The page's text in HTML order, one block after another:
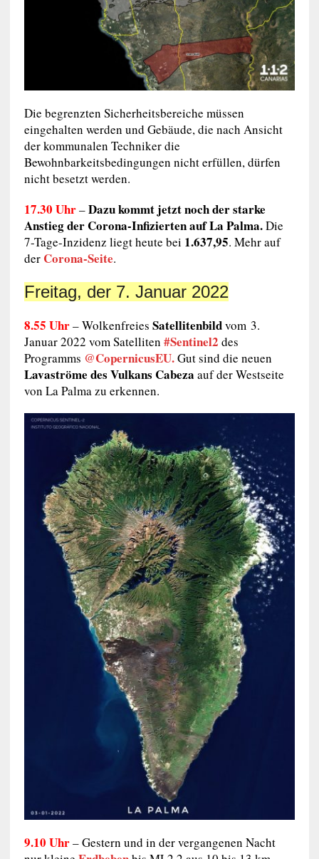
Die begrenzten Sicherheitsbereiche müssen
eingehalten werden und Gebäude, die nach Ansicht
der kommunalen Techniker die
Bewohnbarkeitsbedingungen nicht erfüllen, dürfen
nicht besetzt werden.
17.30 Uhr–Dazu kommt jetzt noch der starke
Anstieg der Corona-Infizierten auf La Palma.Die
7-Tage-Inzidenz liegt heute bei 1.637,95. Mehr auf
der Corona-Seite.
Freitag, der 7. Januar 2022
8.55 Uhr– Wolkenfreies Satellitenbildvom3.
Januar 2022 vom Satelliten #Sentinel2 des
Programms @CopernicusEU.Gut sind die neuen
Lavaströme des Vulkans Cabeza auf der Westseite
von La Palma zu erkennen.
9.10 Uhr– Gestern und in der vergangenen Nacht